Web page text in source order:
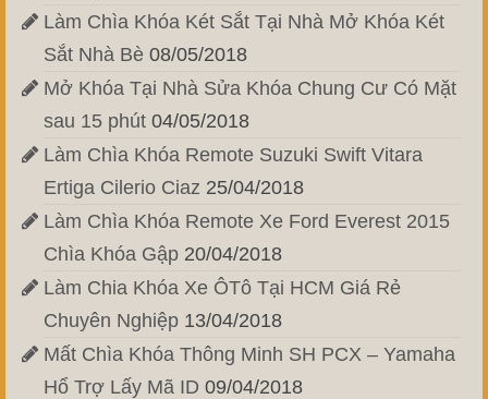
Làm Chìa Khóa Két Sắt Tại Nhà Mở Khóa Két
Sắt Nhà Bè 08/05/2018
Mở Khóa Tại Nhà Sửa Khóa Chung Cư Có Mặt
sau 15 phút 04/05/2018
Làm Chìa Khóa Remote Suzuki Swift Vitara
Ertiga Cilerio Ciaz 25/04/2018
Làm Chìa Khóa Remote Xe Ford Everest 2015
Chìa Khóa Gập 20/04/2018
Làm Chia Khóa Xe ÔTô Tại HCM Giá Rẻ
Chuyên Nghiệp 13/04/2018
Mất Chìa Khóa Thông Minh SH PCX – Yamaha
Hổ Trợ Lấy Mã ID 09/04/2018